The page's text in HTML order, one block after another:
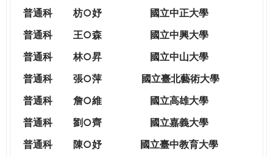
WAGOR
普通科
枋○妤
國立中正大學
普通科
王○森
國立中興大學
普通科
林○昇
國立中山大學
普通科
張○萍
國立臺北藝術大學
普通科
詹○維
國立高雄大學
普通科
劉○齊
國立嘉義大學
普通科
陳○妤
國立臺中教育大學